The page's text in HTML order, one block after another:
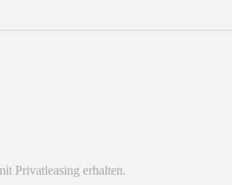
Privatleasing erhalten.